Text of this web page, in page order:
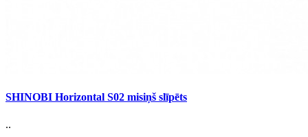
SHINOBI Horizontal S02 misiņš slīpēts
..